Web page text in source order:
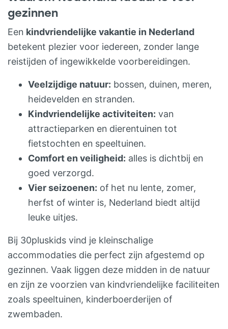
Dreamlân ligt op een oude Friese terp,
dichtbij het Lauwersmeer en de
Waddenzee. Je kunt er kiezen uit drie
velden: een knus terrein tussen de bomen
met schaduw, de open terp met zon en
weids uitzicht, en een natuurlijk
trekkersveld. Er zijn 25 plaatsen waarvan
20 met elektra en er is gratis draadloos
internet (wifi) beschikbaar op de camping.
Er zijn geen vaste plaatsen. It Dreamlân is
een erkend natuurkampeerterrein en
aangesloten bij De Groene Koepel (DGK).
KINDEREN Voor de kleintjes is er een
natuurlijke speelplaats met een
waterpomp en zandbak. Ze kunnen hier
hun energie lekker kwijt met een glijbaan,
nestschommel en trampoline. Om de
ouders de kans te geven eens lekker een
boek te lezen of van het uitzicht te
genieten is gedacht aan kindveiligheid. Al
het water (sloten) is afgeschermd met
Engels hekwerk. De ingang van de
gezinnen
Een kindvriendelijke vakantie in Nederland
betekent plezier voor iedereen, zonder lange
reistijden of ingewikkelde voorbereidingen.
Veelzijdige natuur: bossen, duinen, meren,
heidevelden en stranden.
Kindvriendelijke activiteiten: van
attractieparken en dierentuinen tot
fietstochten en speeltuinen.
Comfort en veiligheid: alles is dichtbij en
goed verzorgd.
Vier seizoenen: of het nu lente, zomer,
herfst of winter is, Nederland biedt altijd
leuke uitjes.
Bij 30pluskids vind je kleinschalige
accommodaties die perfect zijn afgestemd op
gezinnen. Vaak liggen deze midden in de natuur
en zijn ze voorzien van kindvriendelijke faciliteiten
zoals speeltuinen, kinderboerderijen of
zwembaden.